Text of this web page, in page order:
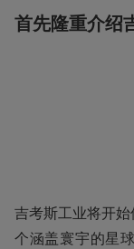
首先隆重介绍
吉考斯工业将开
个涵盖寰宇的星